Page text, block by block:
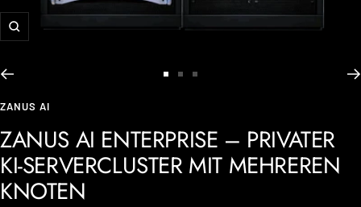
Zoom
Folie
1
Folie
2
Folie
3
ZANUS AI
ZANUS AI ENTERPRISE – PRIVATER
KI-SERVERCLUSTER MIT MEHREREN
KNOTEN